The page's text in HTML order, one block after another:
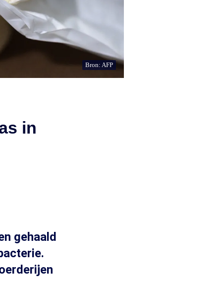
Bron: AFP
in
gehaald